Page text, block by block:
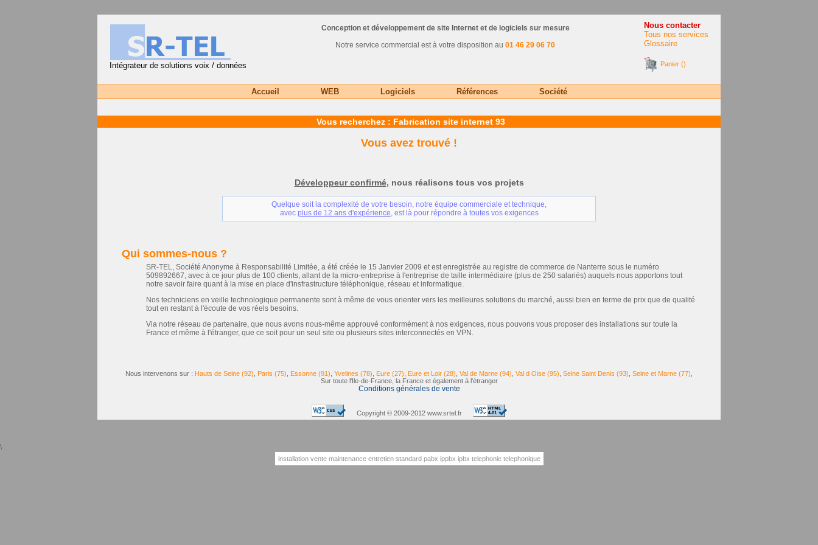
Intégrateur de solutions voix / données
Nous contacter
Tous nos services
Glossaire
Panier ()
Conception et développement de site Internet et de logiciels sur mesure
Notre service commercial est à votre disposition au 01 46 29 06 70
Accueil WEB Logiciels Références Société
Vous recherchez : Fabrication site internet 93
Vous avez trouvé !
Développeur confirmé, nous réalisons tous vos projets
Quelque soit la complexité de votre besoin, notre équipe commerciale et technique,
avec plus de 12 ans d'expérience, est là pour répondre à toutes vos exigences
Qui sommes-nous ?
SR-TEL, Société Anonyme à Responsabilité Limitée, a été créée le 15 Janvier 2009 et est enregistrée au registre de commerce de Nanterre sous le numéro
509892667, avec à ce jour plus de 100 clients, allant de la micro-entreprise à l'entreprise de taille intermédiaire (plus de 250 salariés) auquels nous apportons tout
notre savoir faire quant à la mise en place d'insfrastructure téléphonique, réseau et informatique.
Nos techniciens en veille technologique permanente sont à même de vous orienter vers les meilleures solutions du marché, aussi bien en terme de prix que de qualité
tout en restant à l'écoute de vos réels besoins.
Via notre réseau de partenaire, que nous avons nous-même approuvé conformément à nos exigences, nous pouvons vous proposer des installations sur toute la
France et même à l'étranger, que ce soit pour un seul site ou plusieurs sites interconnectés en VPN.
Nous intervenons sur : Hauts de Seine (92) Paris (75) Essonne (91) Yvelines (78) Eure (27) Eure et Loir (28) Val de Marne (94) Val d Oise (95) Seine Saint Denis (93) Seine et Marne (77)
Sur toute l'Ile-de-France, la France et également à l'étranger
Conditions générales de vente
Copyright © 2009-2012 www.srtel.fr
\
installation vente maintenance entretien standard pabx ippbx ipbx telephonie telephonique